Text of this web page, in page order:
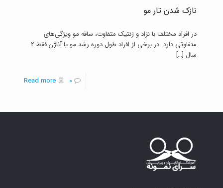
نازک شدن تار مو
در افراد مختلف با نژاد و ژنتیک‌ متفاوت، ساقه مو ویژگی‌های
متفاوتی دارد. در برخی از افراد طول دوره رشد مو یا آناژن فقط 2
سال […]
0
Read more
-
شدن